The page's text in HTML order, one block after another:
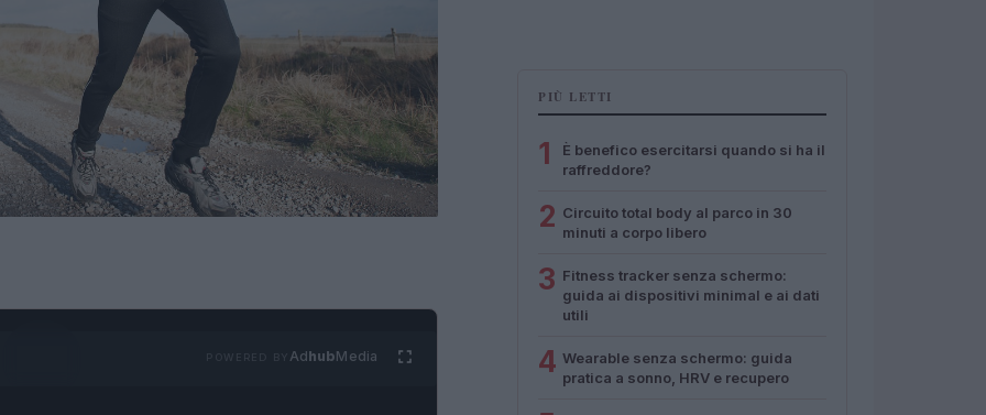
AdhubMedia
PIÙ LETTI
1
È benefico esercitarsi quando si ha il
raffreddore?
2 Circuito total body al parco in 30
minuti a corpo libero
3 Fitness tracker senza schermo:
guida ai dispositivi minimal e ai dati
utili
4 Wearable senza schermo: guida
pratica a sonno, HRV e recupero